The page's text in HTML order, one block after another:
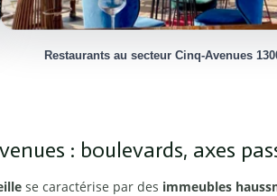
Restaurants au secteur Cinq-Avenues
: boulevards, axes
se caractérise par des immeubles